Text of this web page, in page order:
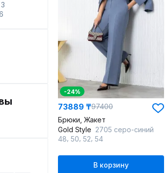
3
-24%
73889 ₸97400
Брюки, Жакет
Gold Style 2705 серо-синий
48 50 52 54
В корзину